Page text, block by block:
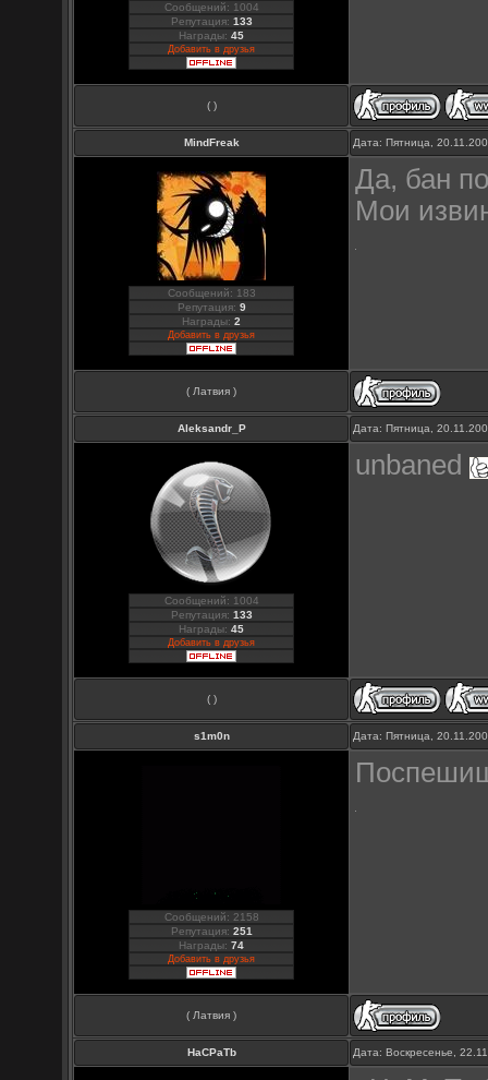
Сообщений: 1004
Репутация: 133
Награды:45
Добавить в друзья
( )
MindFreak Дата: Пятница,
Сообщений: 183
Репутация: 9
Награды:2
Добавить в друзья
Да, бан
Мои
( Латвия )
Aleksandr_P Дата: Пятница,
Сообщений: 1004
Репутация: 133
Награды:45
Добавить в друзья
unbaned
( )
s1m0n Дата: Пятница,
Сообщений: 2158
Репутация: 251
Награды:74
Добавить в друзья
( Латвия )
HaCPaTb Дата: Воскресенье,